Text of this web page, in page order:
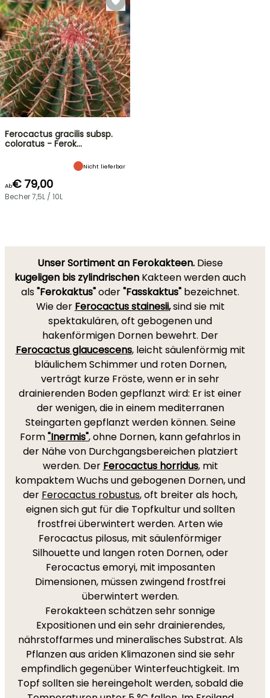
Ferocactus gracilis subsp.
coloratus - Ferok…
Nicht lieferbar
Ab€ 79,00
Becher 7,5L / 10L
Unser Sortiment an Ferokakteen. Diese
kugeligen bis zylindrischen Kakteen werden auch
als"Ferokaktus"oder"Fasskaktus" bezeichnet.
Wie der Ferocactus stainesii,sind sie mit
spektakulären, oft gebogenen und
hakenförmigen Dornen bewehrt. Der
Ferocactus glaucescens, leicht säulenförmig mit
bläulichem Schimmer und roten Dornen,
verträgt kurze Fröste, wenn er in sehr
drainierenden Boden gepflanzt wird: Er ist einer
der wenigen, die in einem mediterranen
Steingarten gepflanzt werden können. Seine
Form"Inermis", ohne Dornen, kann gefahrlos in
der Nähe von Durchgangsbereichen platziert
werden. Der Ferocactus horridus, mit
kompaktem Wuchs und gebogenen Dornen, und
der Ferocactus robustus, oft breiter als hoch,
eignen sich gut für die Topfkultur und sollten
frostfrei überwintert werden. Arten wie
Ferocactus pilosus, mit säulenförmiger
Silhouette und langen roten Dornen, oder
Ferocactus emoryi, mit imposanten
Dimensionen, müssen zwingend frostfrei
überwintert werden.
Ferokakteen schätzen sehr sonnige
Expositionen und ein sehr drainierendes,
nährstoffarmes und mineralisches Substrat. Als
Pflanzen aus ariden Klimazonen sind sie sehr
empfindlich gegenüber Winterfeuchtigkeit. Im
Topf sollten sie hereingeholt werden, sobald die